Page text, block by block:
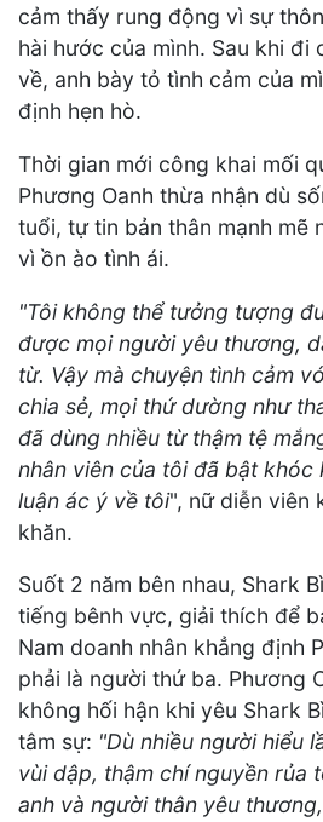
cảm thấy rung động vì sự
hài hước của mình. Sau khi đi
về, anh bày tỏ tình cảm của
định hẹn hò.
Thời gian mới công khai mối
Phương Oanh thừa nhận dù
tuổi, tự tin bản thân mạnh mẽ
vì ồn ào tình ái.
"Tôi không thể tưởng tượng
được mọi người yêu thương,
từ. Vậy mà chuyện tình cảm
chia sẻ, mọi thứ dường như
đã dùng nhiều từ thậm tệ
nhân viên của tôi đã bật khóc
luận ác ý về tôi", nữ diễn viên
khăn.
Suốt 2 năm bên nhau, Shark
tiếng bênh vực, giải thích để
Nam doanh nhân khẳng định
phải là người thứ ba. Phương
không hối hận khi yêu Shark
tâm sự: "Dù nhiều người hiểu
vùi dập, thậm chí nguyền rủa
anh và người thân yêu